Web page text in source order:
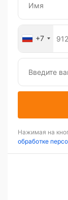
+7
Нажимая на
обработке